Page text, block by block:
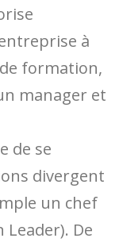
à
formation,
manager et
de se
divergent
un chef
De